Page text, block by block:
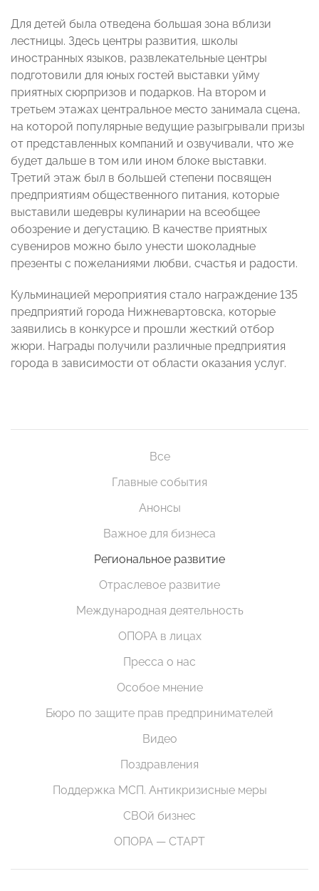
Для детей была отведена большая зона вблизи
лестницы. Здесь центры развития, школы
иностранных языков, развлекательные центры
подготовили для юных гостей выставки уйму
приятных сюрпризов и подарков. На втором и
третьем этажах центральное место занимала сцена,
на которой популярные ведущие разыгрывали призы
от представленных компаний и озвучивали, что же
будет дальше в том или ином блоке выставки.
Третий этаж был в большей степени посвящен
предприятиям общественного питания, которые
выставили шедевры кулинарии на всеобщее
обозрение и дегустацию. В качестве приятных
сувениров можно было унести шоколадные
презенты с пожеланиями любви, счастья и радости.
Кульминацией мероприятия стало награждение 135
предприятий города Нижневартовска, которые
заявились в конкурсе и прошли жесткий отбор
жюри. Награды получили различные предприятия
города в зависимости от области оказания услуг.
Все
Главные события
Анонсы
Важное для бизнеса
Региональное развитие
Отраслевое развитие
Международная деятельность
ОПОРА в лицах
Пресса о нас
Особое мнение
Бюро по защите прав предпринимателей
Видео
Поздравления
Поддержка МСП. Антикризисные меры
СВОй бизнес
ОПОРА — СТАРТ